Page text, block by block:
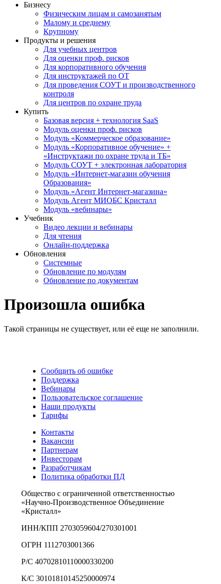
Бизнесу
Физическим лицам и самозанятым
Малому и среднему
Крупному
Продукты и решения
Для учебных центров
Для оценки проф. рисков
Для корпоративного обучения
Для инструктажей по ОТ
Для проведения СОУТ и производственного
контроля
Для центров по охране труда
Купить
Базовая версия + технология SaaS
Модуль оценки проф. рисков
Модуль «Коммерческое образование»
Модуль «Корпоративное обучение» +
«Инструктажи по охране труда и ТБ»
Модуль СОУТ + электронная лаборатория
Модуль «Интернет-магазин обучения
Образования»
Модуль «Агент Интернет-магазина»
Модуль Агент МИОБС Кристалл
Модуль «вебинары»
Учебник
Видео лекции и вебинары
Для чтения
Онлайн-поддержка
Обновления
Системные
Обновление по модулям
Обновление по документам
Произошла ошибка
Такой страницы не существует, или её еще не заполнили.
Сообщить об ошибке
Поддержка
Вебинары
Пользовательское соглашение
Наши продукты
Тарифы
Контакты
Вакансии
Партнерам
Инвесторам
Разработчикам
Политика обработки ПД
Общество с ограниченной ответственностью
«Научно-Производственное Объединение
«Кристалл»
ИНН/КПП 2703059604/270301001
ОГРН 1112703001366
Р/С 40702810110000330200
К/С 30101810145250000974